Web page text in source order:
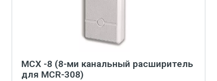
MCX -8 (8-ми канальный расширитель
для MCR-308)